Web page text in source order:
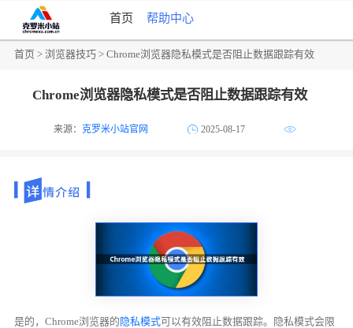
首页 帮助中心
首页 >浏览器技巧 > Chrome浏览器隐私模式是否阻止数据跟踪有效
Chrome浏览器隐私模式是否阻止数据跟踪有效
来源：克罗米小站官网 2025-08-17
是的，Chrome浏览器的隐私模式可以有效阻止数据跟踪。隐私模式会限